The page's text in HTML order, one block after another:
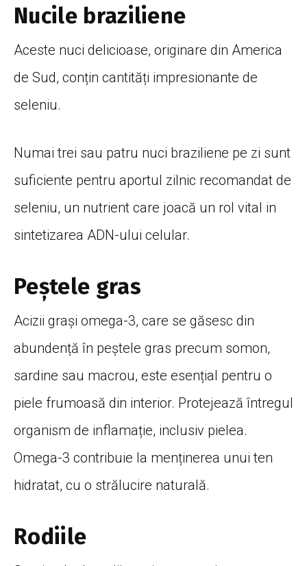
Nucile braziliene
Aceste nuci delicioase, originare din America
de Sud, conțin cantități impresionante de
seleniu.
Numai trei sau patru nuci braziliene pe zi sunt
suficiente pentru aportul zilnic recomandat de
seleniu, un nutrient care joacă un rol vital in
sintetizarea ADN-ului celular.
Peștele gras
Acizii grași omega-3, care se găsesc din
abundență în peștele gras precum somon,
sardine sau macrou, este esențial pentru o
piele frumoasă din interior. Protejează întregul
organism de inflamație, inclusiv pielea.
Omega-3 contribuie la menținerea unui ten
hidratat, cu o strălucire naturală.
Rodiile